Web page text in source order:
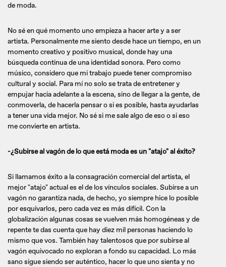
de moda.
No sé en qué momento uno empieza a hacer arte y a ser
artista. Personalmente me siento desde hace un tiempo, en un
momento creativo y positivo musical, donde hay una
búsqueda continua de una identidad sonora. Pero como
músico, considero que mi trabajo puede tener compromiso
cultural y social. Para mí no solo se trata de entretener y
empujar hacia adelante a la escena, sino de llegar a la gente, de
conmoverla, de hacerla pensar o si es posible, hasta ayudarlas
a tener una vida mejor. No sé si me sale algo de eso o si eso
me convierte en artista.
-¿Subirse al vagón de lo que está moda es un "atajo" al éxito?
Si llamamos éxito a la consagración comercial del artista, el
mejor "atajo" actual es el de los vínculos sociales. Subirse a un
vagón no garantiza nada, de hecho, yo siempre hice lo posible
por esquivarlos, pero cada vez es más difícil. Con la
globalización algunas cosas se vuelven más homogéneas y de
repente te das cuenta que hay diez mil personas haciendo lo
mismo que vos. También hay talentosos que por subirse al
vagón equivocado no exploran a fondo su capacidad. Lo más
sano sigue siendo ser auténtico, hacer lo que uno sienta y no